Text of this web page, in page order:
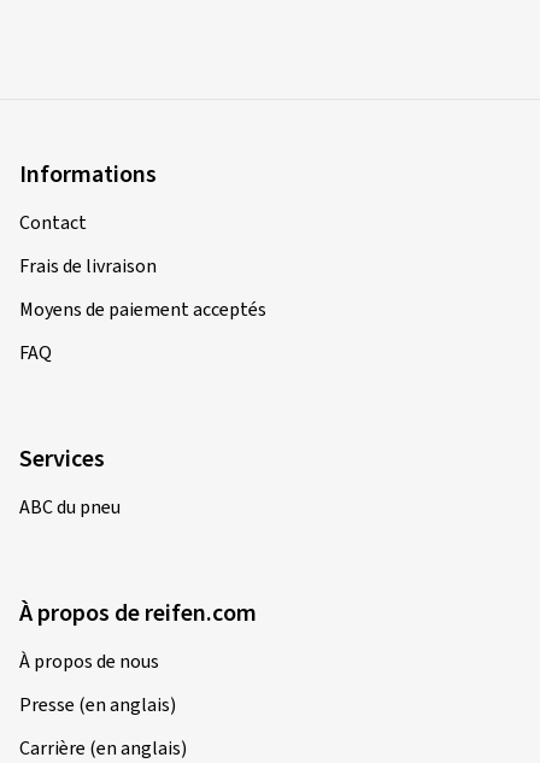
Informations
Contact
Frais de livraison
Moyens de paiement acceptés
FAQ
Services
ABC du pneu
À propos de reifen.com
À propos de nous
Presse (en anglais)
Carrière (en anglais)